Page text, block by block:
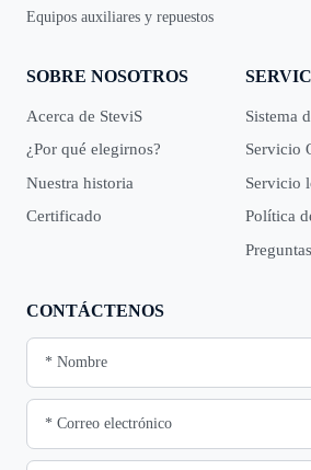
Equipos auxiliares y repuestos
SOBRE NOSOTROS
Acerca de SteviS
¿Por qué elegirnos?
Nuestra historia
Certificado
Sistema
Servicio
Servicio
Política
CONTÁCTENOS